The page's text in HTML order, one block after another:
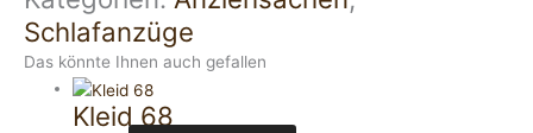
Schlafanzüge
Das könnte Ihnen auch gefallen
Kleid 68